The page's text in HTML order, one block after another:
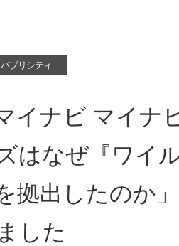
パブリシティ
イナビ マイナ
はなぜ『ワイ
拠出したのか
した